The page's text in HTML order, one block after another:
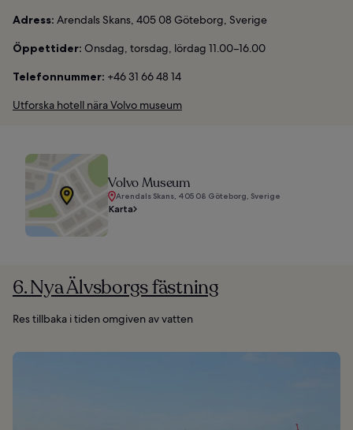
Adress: Arendals Skans, 405 08 Göteborg, Sverige
Öppettider: Onsdag, torsdag, lördag 11.00–16.00
Telefonnummer: +46 31 66 48 14
Utforska hotell nära Volvo museum
Volvo Museum
Arendals Skans, 405 08 Göteborg, Sverige
Karta
6. Nya Älvsborgs fästning
Res tillbaka i tiden omgiven av vatten